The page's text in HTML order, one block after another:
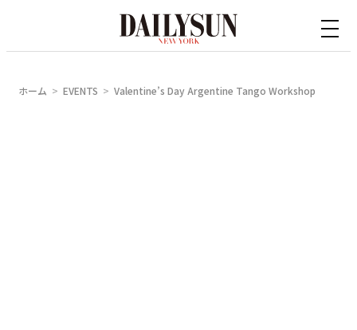
ホーム EVENTS Valentine’s Day Argentine Tango Workshop